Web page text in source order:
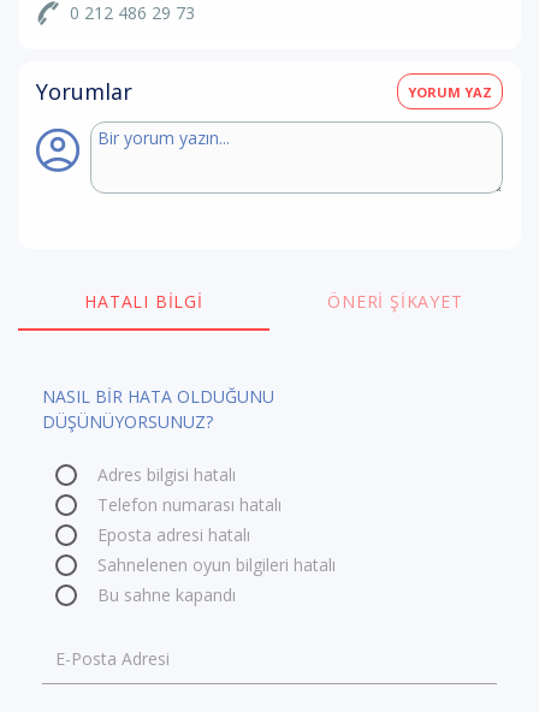
0 212 486 29 73
Yorumlar YORUM YAZ
HATALI BILGI ÖNERI ŞIKAYET
NASIL BİR HATA OLDUĞUNU
DÜŞÜNÜYORSUNUZ?
Adres bilgisi hatalı
Telefon numarası hatalı
Eposta adresi hatalı
Sahnelenen oyun bilgileri hatalı
Bu sahne kapandı
E-Posta Adresi